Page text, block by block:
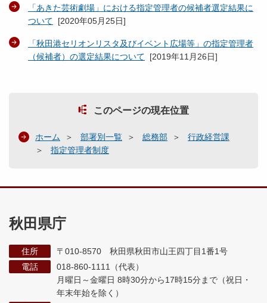
「あきた芸術劇場」における指定管理者の候補者選定結果に
ついて [2020年05月25日]
「秋田港セリオンリスタ及びイベント広場等」の指定管理者
（候補者）の選定結果について [2019年11月26日]
このページの現在位置
ホーム 部署別一覧 総務部
行政経営課
指定管理者制度
秋田県庁
住所
〒010-8570 秋田県秋田市山王四丁目1番1号
電話
018-860-1111（代表）
月曜日～金曜日 8時30分から17時15分まで （祝日・
年末年始を除く）